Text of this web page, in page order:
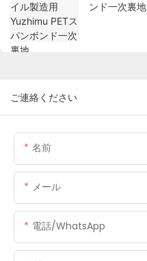
ンド一次裏地
ご連絡ください
名前
メール
電話/WhatsApp